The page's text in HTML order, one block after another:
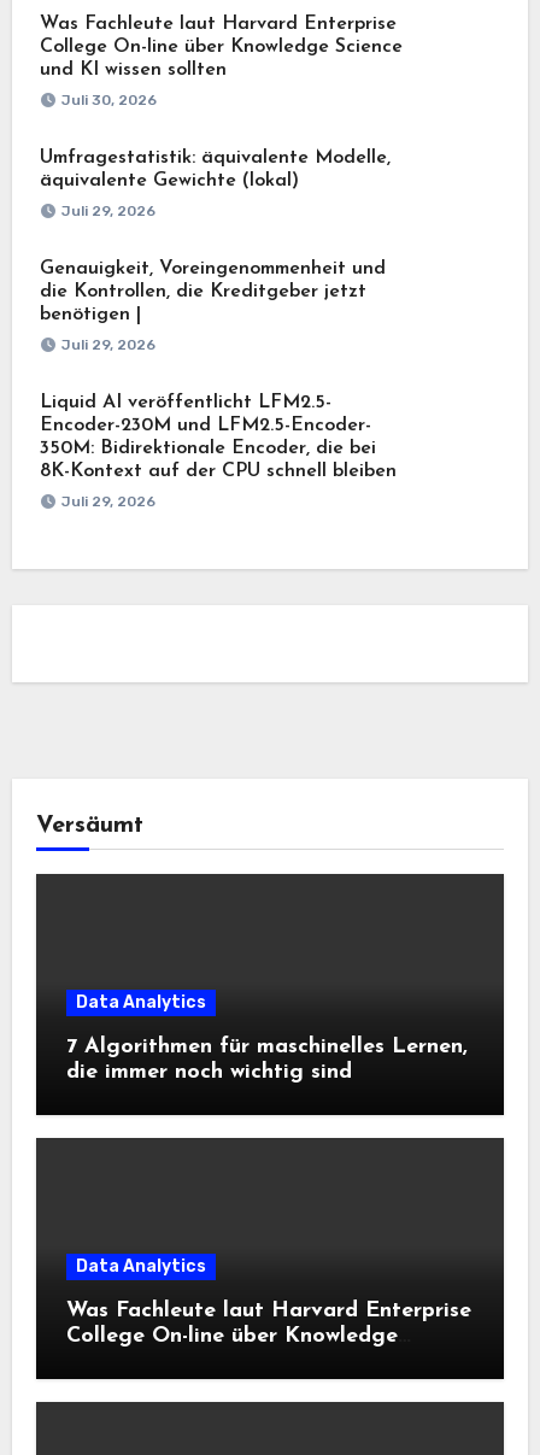
Was Fachleute laut Harvard Enterprise
College On-line über Knowledge Science
und KI wissen sollten
Juli 30, 2026
Umfragestatistik: äquivalente Modelle,
äquivalente Gewichte (lokal)
Juli 29, 2026
Genauigkeit, Voreingenommenheit und
die Kontrollen, die Kreditgeber jetzt
benötigen |
Juli 29, 2026
Liquid AI veröffentlicht LFM2.5-
Encoder-230M und LFM2.5-Encoder-
350M: Bidirektionale Encoder, die bei
8K-Kontext auf der CPU schnell bleiben
Juli 29, 2026
Versäumt
Data Analytics
7 Algorithmen für maschinelles Lernen,
die immer noch wichtig sind
Data Analytics
Was Fachleute laut Harvard Enterprise
College On-line über Knowledge